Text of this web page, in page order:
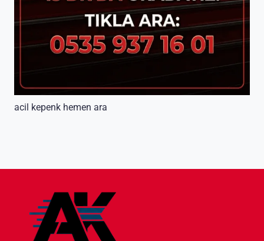
acil kepenk hemen ara